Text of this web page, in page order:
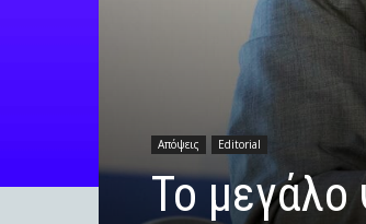
Απόψεις Editorial
To